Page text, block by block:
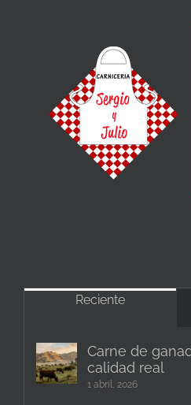
Reciente
Carne de
calidad real
1 abril, 2026